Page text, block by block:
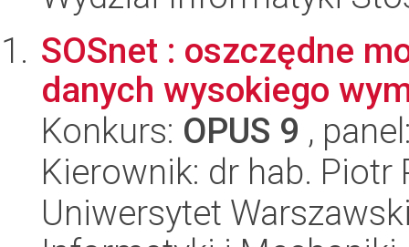
SOSnet : oszczędne
danych wysokiego
Konkurs: OPUS 9 ,
Kierownik: dr hab. Piotr
Uniwersytet